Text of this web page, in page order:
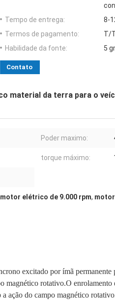
Tempo de entrega:
8-
Termos de pagamento:
T/
Habilidade da fonte:
5
Contato
material da terra para o
Poder maximo:
torque máximo:
motor elétrico de 9.000 rpm,
excitado por ímã
magnético rotativo.O
a ação do campo magnético